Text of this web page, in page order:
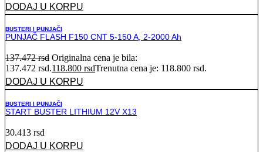
DODAJ U KORPU
BUSTERI I PUNJAČI
PUNJAČ FLASH F150 CNT 5-150 A, 2-2000 Ah
137.472rsd Originalna cena je bila:
137.472 rsd.118.800 rsdTrenutna cena je: 118.800 rsd.
DODAJ U KORPU
BUSTERI I PUNJAČI
START BUSTER LITHIUM 12V X13
30.413 rsd
DODAJ U KORPU